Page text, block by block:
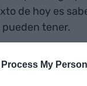
Process My
de hoy es
tener.
Josep Oliu
es,